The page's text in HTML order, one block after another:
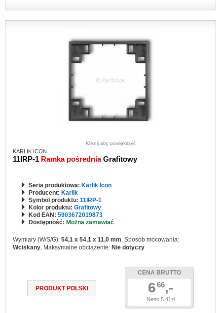
Kliknij aby powiększyć
KARLIK ICON
11IRP-1 Ramka pośredniaGrafitowy
Seria produktowa: Karlik Icon
Producent: Karlik
Symbol produktu: 11IRP-1
Kolor produktu: Grafitowy
Kod EAN: 5903672019873
Dostępność: Można zamawiać
Wymiary (W/S/G): 54,1 x 54,1 x 11,0 mm, Sposób mocowania:
Wciskany, Maksymalne obciążenie: Nie dotyczy
PRODUKT POLSKI
CENA BRUTTO
666,-
Netto 5.41zł